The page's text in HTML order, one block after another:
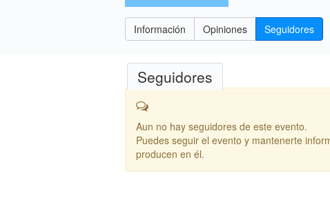
Información Opiniones Seguidores
Seguidores
Aun no hay seguidores de este evento.
Puedes seguir el evento y mantenerte
producen en él.